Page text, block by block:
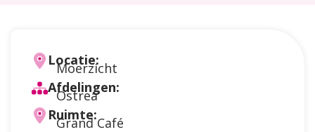
Locatie:
Moerzicht
Afdelingen:
Ostrea
Ruimte:
Grand Café